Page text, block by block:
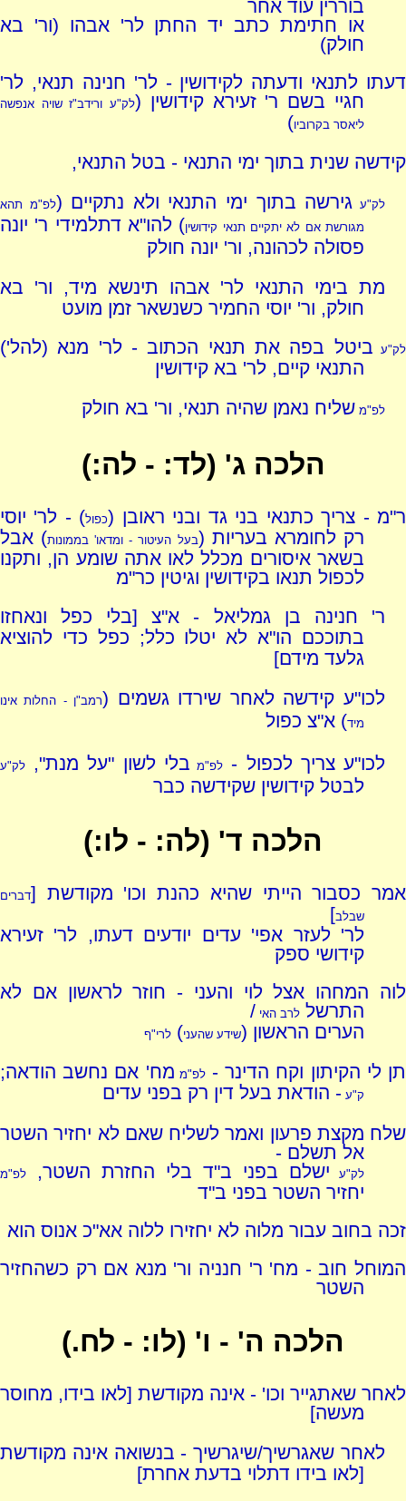
בוררין עוד אחר
או חתימת כתב יד החתן לר' אבהו (ור' בא
חולק)
דעתו לתנאי ודעתה לקידושין - לר' חנינה תנאי, לר'
חגיי בשם ר' זעירא קידושין (לק"ע ורידב"ז שויה אנפשה
ליאסר בקרוביו)
קידשה שנית בתוך ימי התנאי - בטל התנאי,
לק"ע גירשה בתוך ימי התנאי ולא נתקיים (לפ"מ תהא
מגורשת אם לא יתקיים תנאי קידושין) להו"א דתלמידי ר' יונה
פסולה לכהונה, ור' יונה חולק
מת בימי התנאי לר' אבהו תינשא מיד, ור' בא
חולק, ור' יוסי החמיר כשנשאר זמן מועט
לק"ע ביטל בפה את תנאי הכתוב - לר' מנא (להל')
התנאי קיים, לר' בא קידושין
לפ"משליח נאמן שהיה תנאי, ור' בא חולק
הלכה ג' (לד: - לה:)
ר"מ - צריך כתנאי בני גד ובני ראובן (כפול) - לר' יוסי
רק לחומרא בעריות (בעל העיטור - ומדאו' בממונות) אבל
בשאר איסורים מכלל לאו אתה שומע הן, ותקנו
לכפול תנאו בקידושין וגיטין כר"מ
ר' חנינה בן גמליאל - א"צ [בלי כפל ונאחזו
בתוככם הו"א לא יטלו כלל; כפל כדי להוציא
גלעד מידם]
לכו"ע קידשה לאחר שירדו גשמים (רמב"ן - החלות אינו
מיד) א"צ כפול
לכו"ע צריך לכפול -
לפ"מ בלי לשון "על מנת", לק"ע
לבטל קידושין שקידשה כבר
הלכה ד' (לה: - לו:)
אמר כסבור הייתי שהיא כהנת וכו' מקודשת [דברים
שבלב]
לר' לעזר אפי' עדים יודעים דעתו, לר' זעירא
קידושי ספק
לוה המחהו אצל לוי והעני - חוזר לראשון אם לא
התרשללרב האי /
הערים הראשון (שידע שהעני)לרי"ף
תן לי הקיתון וקח הדינר -לפ"מ מח' אם נחשב הודאה;
ק"ע - הודאת בעל דין רק בפני עדים
שלח מקצת פרעון ואמר לשליח שאם לא יחזיר השטר
אל תשלם -
לק"ע ישלם בפני ב"ד בלי החזרת השטר, לפ"מ
יחזיר השטר בפני ב"ד
זכה בחוב עבור מלוה לא יחזירו ללוה אא"כ אנוס הוא
המוחל חוב - מח' ר' חנניה ור' מנא אם רק כשהחזיר
השטר
הלכה ה' - ו' (לו: - לח.)
לאחר שאתגייר וכו' - אינה מקודשת [לאו בידו, מחוסר
מעשה]
לאחר שאגרשיך/שיגרשיך - בנשואה אינה מקודשת
[לאו בידו דתלוי בדעת אחרת]